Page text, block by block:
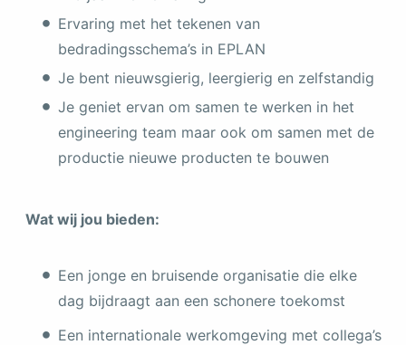
Ervaring met het tekenen van
bedradingsschema’s in EPLAN
Je bent nieuwsgierig, leergierig en zelfstandig
Je geniet ervan om samen te werken in het
engineering team maar ook om samen met de
productie nieuwe producten te bouwen
Wat wij jou bieden:
Een jonge en bruisende organisatie die elke
dag bijdraagt aan een schonere toekomst
Een internationale werkomgeving met collega’s